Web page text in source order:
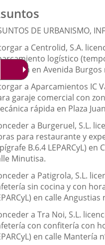
DE URBANISMO,
a Centrolid, S.A.
logístico
fábrica en Avenida Burgos
a Aparcamientos IC
garaje comercial con
rápida en Plaza
a Burgeruel, S.L.
para restaurante y
B.6.4 LEPARCyL)
Minutisa.
a Patigrola, S.L.
sin cocina y con
en calle Angustias
a Tra Noi, S.L.
con confitería con
en calle Mantería